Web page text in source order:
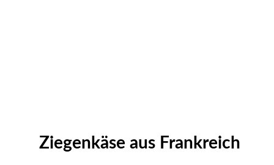
Ziegenkäse aus Frankreich